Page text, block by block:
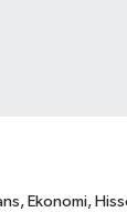
Ekonomi,